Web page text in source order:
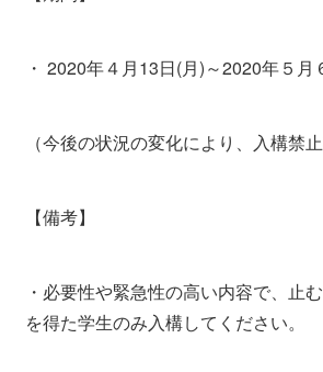
・ 2020年４月13日(月)～2020年５月
（今後の状況の変化により、入構禁
【備考】
・必要性や緊急性の高い内容で、止
を得た学生のみ入構してください。